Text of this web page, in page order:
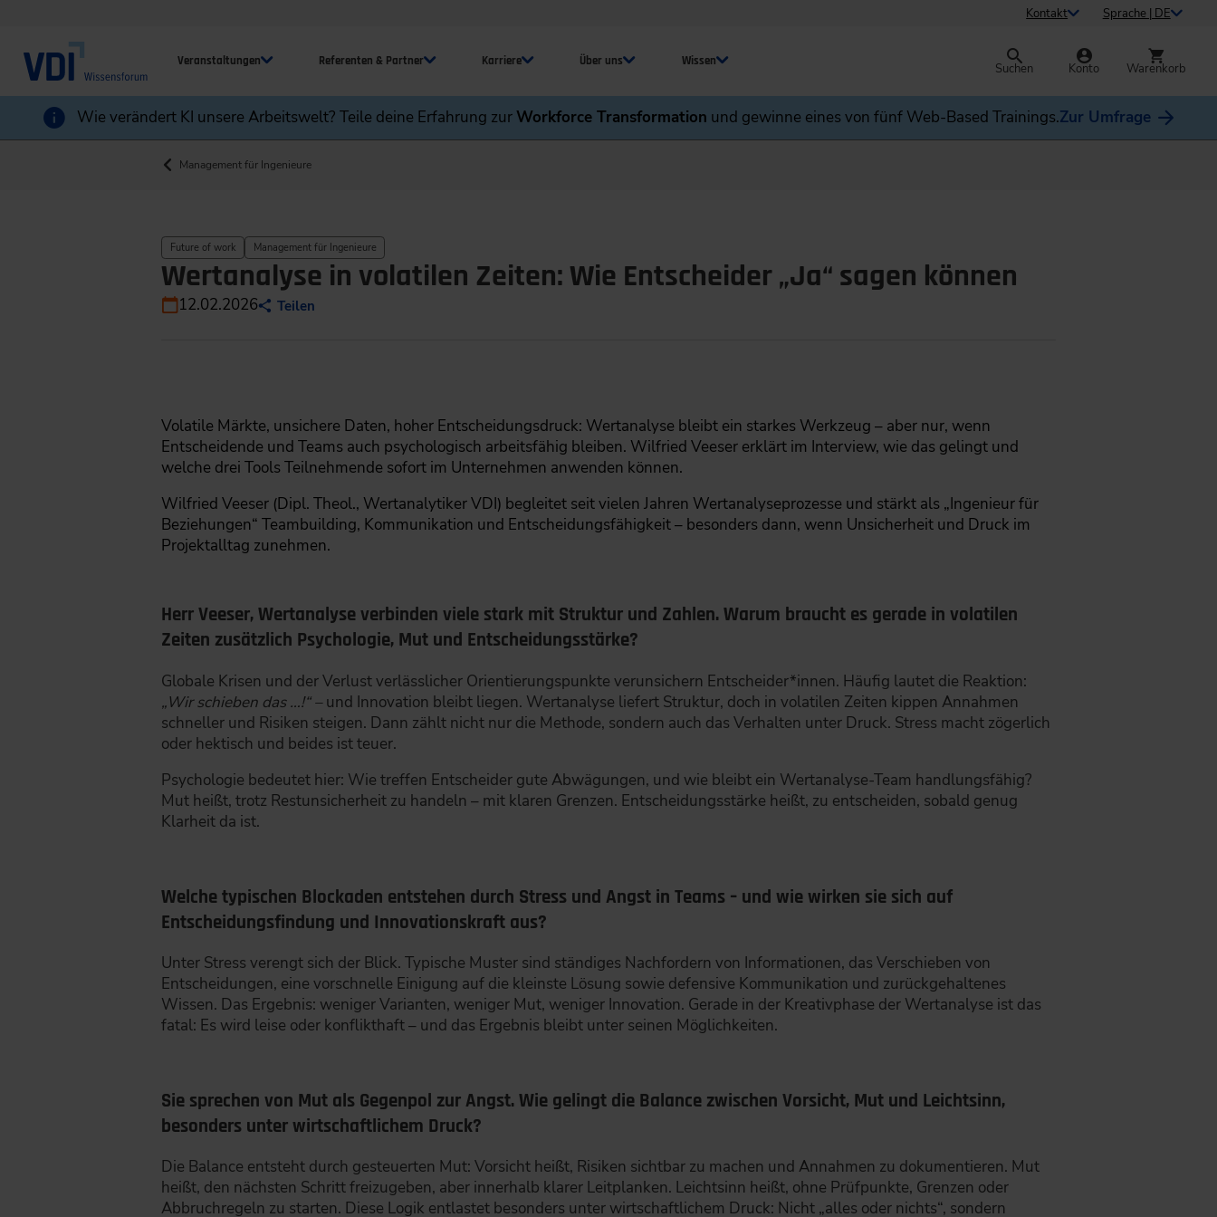
Kontakt Sprache | DE
Veranstaltungen Referenten & Partner Karriere Über uns Wissen Suchen Konto Warenkorb
Wie verändert KI unsere Arbeitswelt? Teile deine Erfahrung zurWorkforce Transformation und gewinne eines von fünf Web-Based Trainings.Zur Umfrage
Management für Ingenieure
Future of work Management für Ingenieure
Wertanalyse in volatilen Zeiten: Wie Entscheider „Ja“ sagen können
12.02.2026 Teilen
Volatile Märkte, unsichere Daten, hoher Entscheidungsdruck: Wertanalyse bleibt ein starkes Werkzeug – aber nur, wenn
Entscheidende und Teams auch psychologisch arbeitsfähig bleiben. Wilfried Veeser erklärt im Interview, wie das gelingt und
welche drei Tools Teilnehmende sofort im Unternehmen anwenden können.
Wilfried Veeser (Dipl. Theol., Wertanalytiker VDI) begleitet seit vielen Jahren Wertanalyseprozesse und stärkt als „Ingenieur für
Beziehungen“ Teambuilding, Kommunikation und Entscheidungsfähigkeit – besonders dann, wenn Unsicherheit und Druck im
Projektalltag zunehmen.
Herr Veeser, Wertanalyse verbinden viele stark mit Struktur und Zahlen. Warum braucht es gerade in volatilen
Zeiten zusätzlich Psychologie, Mut und Entscheidungsstärke?
Globale Krisen und der Verlust verlässlicher Orientierungspunkte verunsichern Entscheider*innen. Häufig lautet die Reaktion:
„Wir schieben das …!“ –und Innovation bleibt liegen. Wertanalyse liefert Struktur, doch in volatilen Zeiten kippen Annahmen
schneller und Risiken steigen. Dann zählt nicht nur die Methode, sondern auch das Verhalten unter Druck. Stress macht zögerlich
oder hektisch und beides ist teuer.
Psychologie bedeutet hier: Wie treffen Entscheider gute Abwägungen, und wie bleibt ein Wertanalyse-Team handlungsfähig?
Mut heißt, trotz Restunsicherheit zu handeln – mit klaren Grenzen. Entscheidungsstärke heißt, zu entscheiden, sobald genug
Klarheit da ist.
Welche typischen Blockaden entstehen durch Stress und Angst in Teams – und wie wirken sie sich auf
Entscheidungsfindung und Innovationskraft aus?
Unter Stress verengt sich der Blick. Typische Muster sind ständiges Nachfordern von Informationen, das Verschieben von
Entscheidungen, eine vorschnelle Einigung auf die kleinste Lösung sowie defensive Kommunikation und zurückgehaltenes
Wissen. Das Ergebnis: weniger Varianten, weniger Mut, weniger Innovation. Gerade in der Kreativphase der Wertanalyse ist das
fatal: Es wird leise oder konflikthaft – und das Ergebnis bleibt unter seinen Möglichkeiten.
Sie sprechen von Mut als Gegenpol zur Angst. Wie gelingt die Balance zwischen Vorsicht, Mut und Leichtsinn,
besonders unter wirtschaftlichem Druck?
Die Balance entsteht durch gesteuerten Mut: Vorsicht heißt, Risiken sichtbar zu machen und Annahmen zu dokumentieren. Mut
heißt, den nächsten Schritt freizugeben, aber innerhalb klarer Leitplanken. Leichtsinn heißt, ohne Prüfpunkte, Grenzen oder
Abbruchregeln zu starten. Diese Logik entlastet besonders unter wirtschaftlichem Druck: Nicht „alles oder nichts“, sondern